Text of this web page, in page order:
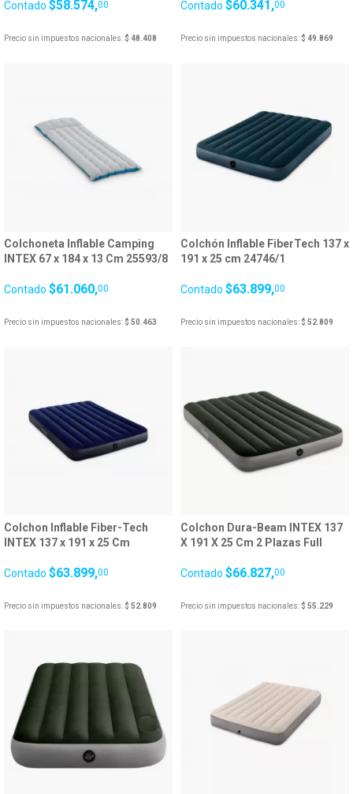
Contado $58.574,00
Precio sin impuestos nacionales: $ 48.408
Contado $60.341,00
Precio sin impuestos nacionales: $ 49.869
Colchoneta Inflable Camping
INTEX 67 x 184 x 13 Cm 25593/8
Contado $61.060,00
Precio sin impuestos nacionales: $ 50.463
Colchón Inflable FiberTech 137 x
191 x 25 cm 24746/1
Contado $63.899,00
Precio sin impuestos nacionales: $ 52.809
Colchon Inflable Fiber-Tech
INTEX 137 x 191 x 25 Cm
Contado $63.899,00
Precio sin impuestos nacionales: $ 52.809
Colchon Dura-Beam INTEX 137
X 191 X 25 Cm 2 Plazas Full
Contado $66.827,00
Precio sin impuestos nacionales: $ 55.229